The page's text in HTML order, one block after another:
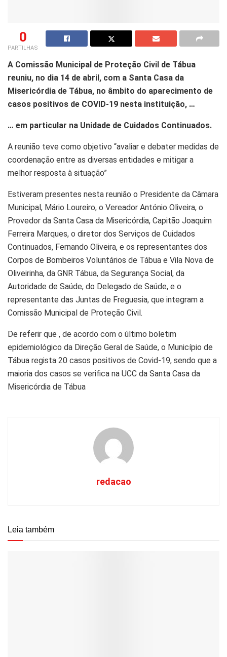
0
PARTILHAS
A Comissão Municipal de Proteção Civil de Tábua
reuniu, no dia 14 de abril, com a Santa Casa da
Misericórdia de Tábua, no âmbito do aparecimento de
casos positivos de COVID-19 nesta instituição, …
… em particular na Unidade de Cuidados Continuados.
A reunião teve como objetivo “avaliar e debater medidas de
coordenação entre as diversas entidades e mitigar a
melhor resposta à situação”
Estiveram presentes nesta reunião o Presidente da Câmara
Municipal, Mário Loureiro, o Vereador António Oliveira, o
Provedor da Santa Casa da Misericórdia, Capitão Joaquim
Ferreira Marques, o diretor dos Serviços de Cuidados
Continuados, Fernando Oliveira, e os representantes dos
Corpos de Bombeiros Voluntários de Tábua e Vila Nova de
Oliveirinha, da GNR Tábua, da Segurança Social, da
Autoridade de Saúde, do Delegado de Saúde, e o
representante das Juntas de Freguesia, que integram a
Comissão Municipal de Proteção Civil.
De referir que , de acordo com o último boletim
epidemiológico da Direção Geral de Saúde, o Município de
Tábua regista 20 casos positivos de Covid-19, sendo que a
maioria dos casos se verifica na UCC da Santa Casa da
Misericórdia de Tábua
redacao
Leia também